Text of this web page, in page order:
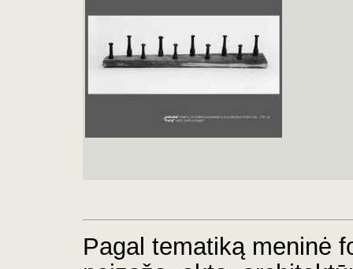
Pagal tematiką meninė